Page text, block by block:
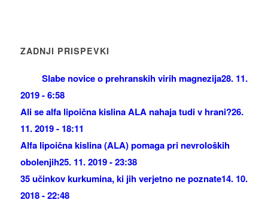
ZADNJI PRISPEVKI
Slabe novice o prehranskih virih magnezija28. 11.
2019 - 6:58
Ali se alfa lipoična kislina ALA nahaja tudi v hrani?26.
11. 2019 - 18:11
Alfa lipoična kislina (ALA) pomaga pri nevroloških
obolenjih25. 11. 2019 - 23:38
35 učinkov kurkumina, ki jih verjetno ne poznate14. 10.
2018 - 22:48